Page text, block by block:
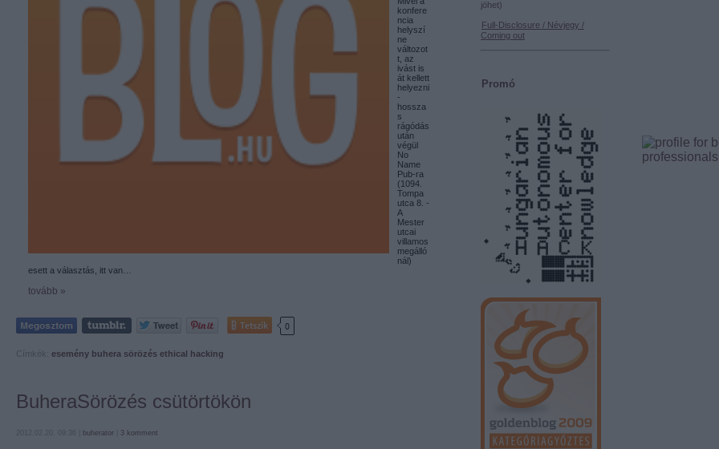
jöhet)
Full-Disclosure / Névjegy /
Coming out
Promó
konfere
ncia
helyszí
ne
változot
t, az
ivást is
át kellett
helyezni
-
hossza
s
rágódás
után
végül
No
Name
Pub-ra
(1094.
Tompa
utca 8. -
A
Mester
utcai
villamos
megálló
nál)
esett a választás, itt van…
tovább »
Tetszik 0
Címkék: esemény buhera sörözés ethical hacking
BuheraSörözés csütörtökön
buherator 3 komment